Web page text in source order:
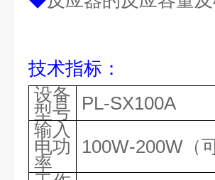
技术指标 ：
设备
型号 PL-SX100A
输入
电功
率
100W-200W （